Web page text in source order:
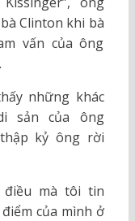
Clinton khi bà
vấn của ông
những khác
sản của ông
kỷ ông rời
điều mà tôi tin
của mình ở